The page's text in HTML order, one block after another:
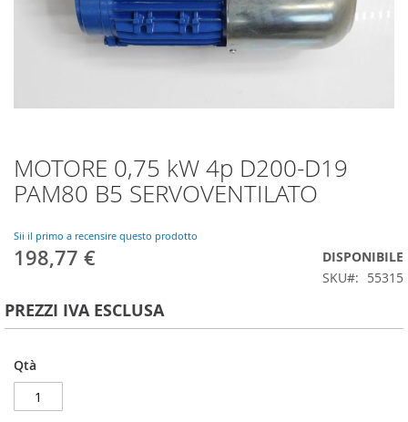
MOTORE 0,75 kW 4p D200-D19
PAM80 B5 SERVOVENTILATO
Sii il primo a recensire questo prodotto
198,77 €
DISPONIBILE
SKU
55315
PREZZI IVA ESCLUSA
Qtà
Vai
all'inizio
della
di
immagini